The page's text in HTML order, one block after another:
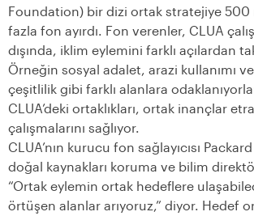
Foundation) bir dizi ortak stratejiye
fazla fon ayırdı. Fon verenler, CLUA
dışında, iklim eylemini farklı açılardan
Örneğin sosyal adalet, arazi kullanımı
çeşitlilik gibi farklı alanlara
CLUA’deki ortaklıkları, ortak inançlar
çalışmalarını sağlıyor.
CLUA’nın kurucu fon sağlayıcısı
doğal kaynakları koruma ve bilim
“Ortak eylemin ortak hedeflere
örtüşen alanlar arıyoruz,” diyor. Hedef